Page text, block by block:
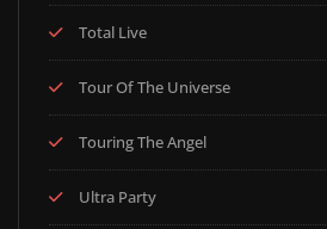
Total Live
Tour Of The Universe
Touring The Angel
Ultra Party